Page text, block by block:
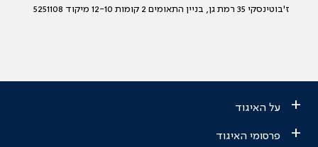
ז'בוטינסקי 35 רמת גן, בניין התאומים 2 קומות 12-10 מיקוד 5251108
+ על האיגוד
+ פרסומי האיגוד